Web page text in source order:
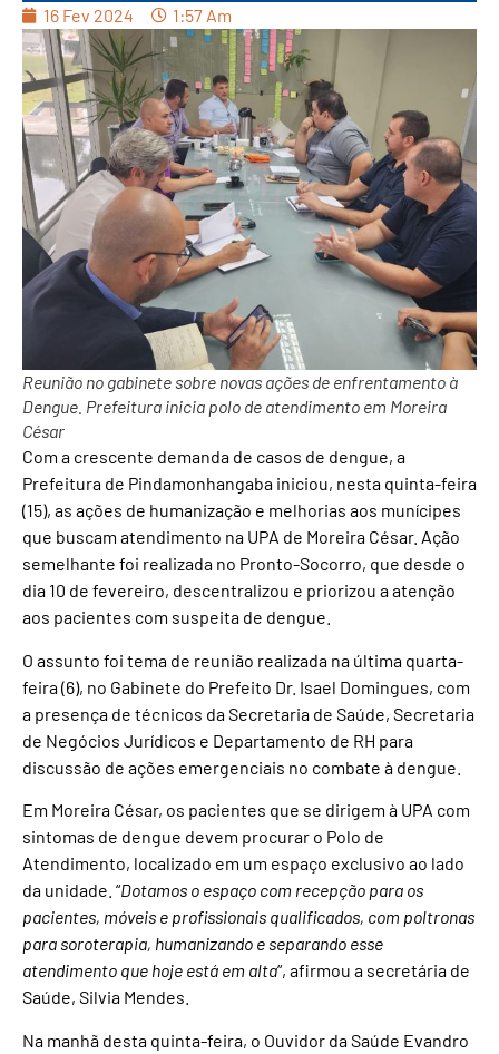
16 Fev 2024 1:57 Am
Reunião no gabinete sobre novas ações de enfrentamento à
Dengue. Prefeitura inicia polo de atendimento em Moreira
César
Com a crescente demanda de casos de dengue, a
Prefeitura de Pindamonhangaba iniciou, nesta quinta-feira
(15), as ações de humanização e melhorias aos munícipes
que buscam atendimento na UPA de Moreira César. Ação
semelhante foi realizada no Pronto-Socorro, que desde o
dia 10 de fevereiro, descentralizou e priorizou a atenção
aos pacientes com suspeita de dengue.
O assunto foi tema de reunião realizada na última quarta-
feira (6), no Gabinete do Prefeito Dr. Isael Domingues, com
a presença de técnicos da Secretaria de Saúde, Secretaria
de Negócios Jurídicos e Departamento de RH para
discussão de ações emergenciais no combate à dengue.
Em Moreira César, os pacientes que se dirigem à UPA com
sintomas de dengue devem procurar o Polo de
Atendimento, localizado em um espaço exclusivo ao lado
da unidade. “Dotamos o espaço com recepção para os
pacientes, móveis e profissionais qualificados, com poltronas
para soroterapia, humanizando e separando esse
atendimento que hoje está em alta“, afirmou a secretária de
Saúde, Silvia Mendes.
Na manhã desta quinta-feira, o Ouvidor da Saúde Evandro